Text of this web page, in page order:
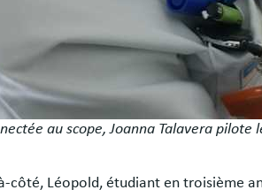
au scope, Joanna Talavera
côté, Léopold, étudiant en troisième